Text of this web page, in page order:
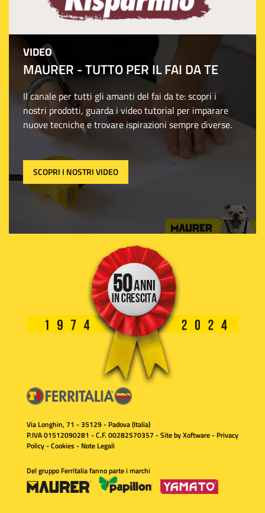
VIDEO
MAURER - TUTTO PER IL FAI DA TE
Il canale per tutti gli amanti del fai da te: scopri i
nostri prodotti, guarda i video tutorial per imparare
nuove tecniche e trovare ispirazioni sempre diverse.
SCOPRI I NOSTRI VIDEO
Via Longhin, 71 - 35129 - Padova (Italia)
P.IVA 01512090281 - C.F. 00282570357 - Site byXoftware- Privacy
Policy-Cookies- Note Legali
Del gruppo Ferritalia fanno parte i marchi